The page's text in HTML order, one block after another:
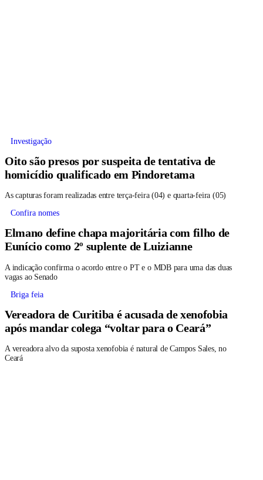
Investigação
Oito são presos por suspeita de tentativa de
homicídio qualificado em Pindoretama
As capturas foram realizadas entre terça-feira (04) e quarta-feira (05)
Confira nomes
Elmano define chapa majoritária com filho de
Eunício como 2º suplente de Luizianne
A indicação confirma o acordo entre o PT e o MDB para uma das duas
vagas ao Senado
Briga feia
Vereadora de Curitiba é acusada de xenofobia
após mandar colega “voltar para o Ceará”
A vereadora alvo da suposta xenofobia é natural de Campos Sales, no
Ceará